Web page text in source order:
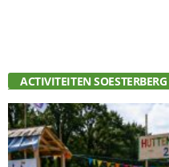
ACTIVITEITEN SOESTERBERG